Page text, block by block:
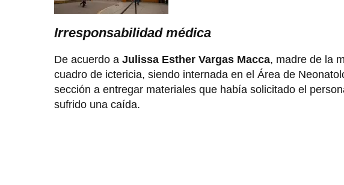
Irresponsabilidad médica
De acuerdo a Julissa Esther Vargas Macca, madre de la
cuadro de ictericia, siendo internada en el Área de
sección a entregar materiales que había solicitado el
sufrido una caída.